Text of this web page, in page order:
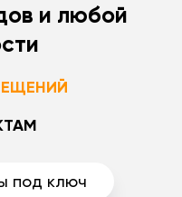
и любой
под ключ